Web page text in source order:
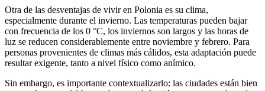
Otra de las desventajas de vivir en Polonia es su clima,
especialmente durante el invierno. Las temperaturas pueden bajar
con frecuencia de los 0 °C, los inviernos son largos y las horas de
luz se reducen considerablemente entre noviembre y febrero. Para
personas provenientes de climas más cálidos, esta adaptación puede
resultar exigente, tanto a nivel físico como anímico.
Sin embargo, es importante contextualizarlo: las ciudades están bien